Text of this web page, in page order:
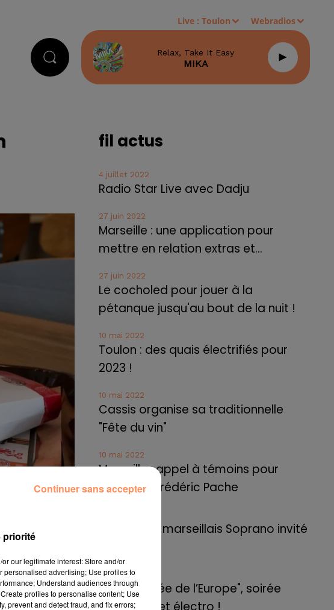
Live :Toulon Webradios
Relax, Take It Easy
MIKA
avec pour
produit, le
en ligne il y a
second degré
fil actus
4 juillet 2022
Radio Star Live avec Dadju
27 juin 2022
Marseille : une application pour
mettre en relation extras et...
27 juin 2022
Le cocholed pour jouer à la
pétanque jusqu'au bout de la nuit !
10 mai 2022
Toulon : des quais électrifiés pour
2023 !
10 mai 2022
Cassis organise sa traditionnelle
"Fête du vin"
10 mai 2022
Marseille : appel à témoins pour
retrouver Frédéric Pache
Le rappeur marseillais Soprano invité
8 mai 2022
Aix : "Journée de l’Europe", soirée
danse et set électro !
priorité
our legitimate interest: Store and/or
personalised advertising; Use profiles to
Understand audiences through
profiles to personalise content; Use
prevent and detect fraud, and fix errors;
Continuer sans accepter